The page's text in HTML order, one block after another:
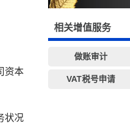
资本
状况
相关增值服务
做账审计
VAT税号申请